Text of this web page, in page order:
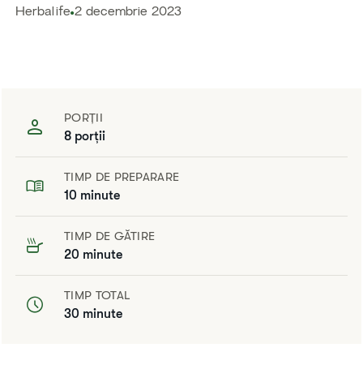
Herbalife 2 decembrie 2023
PORȚII
8 porții
TIMP DE PREPARARE
10 minute
TIMP DE GĂTIRE
20 minute
TIMP TOTAL
30 minute